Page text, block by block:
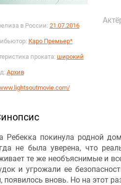
в России: 21.07.2016
Каро Премьер*
проката: широкий
Архив
Ребекка покинула родной
не была уверена, что
те же необъяснимые и
и угрожали ее
появилось вновь. Но на этот